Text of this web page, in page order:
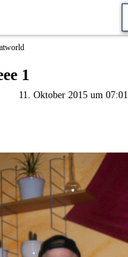
1
11. Oktober 2015 um 07:01